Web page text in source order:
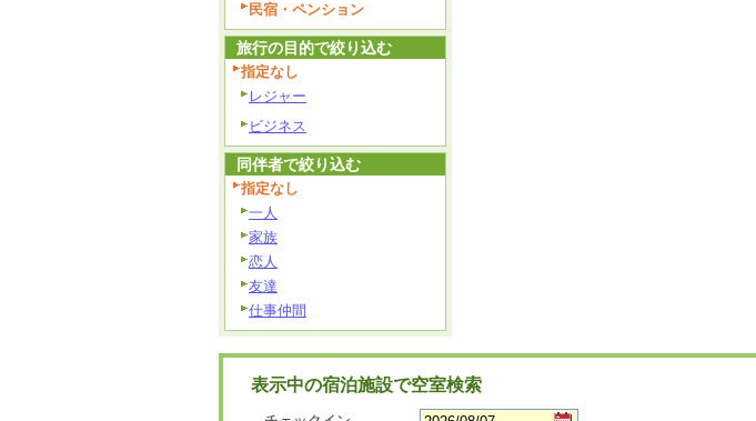
民宿・ペンション
旅行の目的で絞り込む
指定なし
レジャー
ビジネス
同伴者で絞り込む
指定なし
一人
家族
恋人
友達
仕事仲間
表示中の宿泊施設で空室検索